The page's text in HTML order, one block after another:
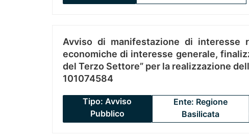
Avviso di manifestazione di
economiche di interesse generale,
del Terzo Settore” per la realizzazione
101074584
Tipo: Avviso
Pubblico
Ente: Regione
Basilicata